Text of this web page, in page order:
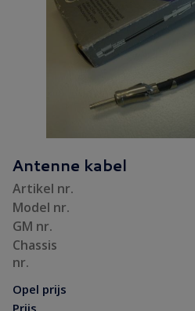
Antenne kabel
Artikel nr.
Model nr.
GM nr.
Chassis
nr.
Opel prijs
Prijs